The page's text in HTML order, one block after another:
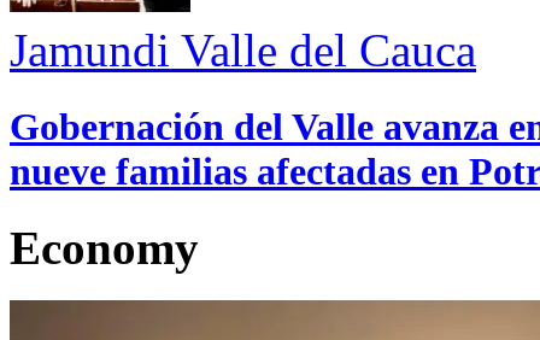
Jamundi Valle del Cauca
Gobernación del Valle avanza
nueve familias afectadas en
Economy